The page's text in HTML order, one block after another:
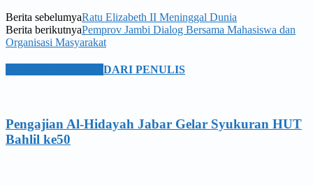
Berita sebelumyaRatu Elizabeth II Meninggal Dunia
Berita berikutnyaPemprov Jambi Dialog Bersama Mahasiswa dan
Organisasi Masyarakat
DARI PENULIS
Pengajian Al-Hidayah Jabar Gelar Syukuran HUT
Bahlil ke50